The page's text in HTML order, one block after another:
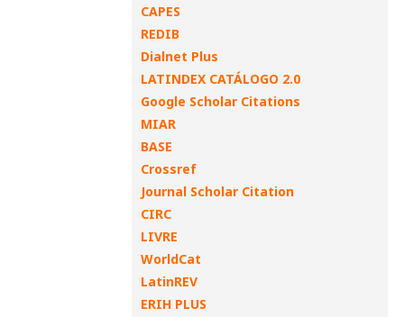
CAPES
REDIB
Dialnet Plus
LATINDEX CATÁLOGO 2.0
Google Scholar Citations
MIAR
BASE
Crossref
Journal Scholar Citation
CIRC
LIVRE
WorldCat
LatinREV
ERIH PLUS